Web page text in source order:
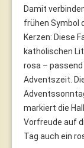
Damit
frühen Symbol
Kerzen: Diese
katholischen
rosa –
Adventszeit.
markiert die
Vorfreude auf
Tag auch ein